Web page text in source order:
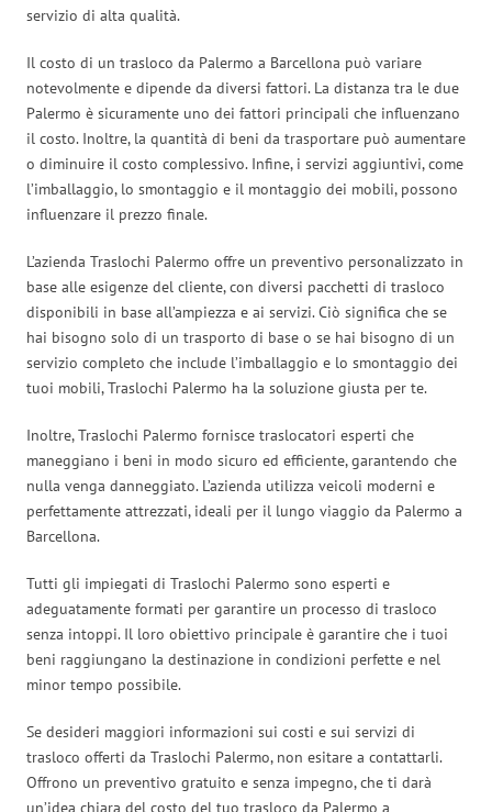
servizio di alta qualità.
Il costo di un trasloco da Palermo a Barcellona può variare
notevolmente e dipende da diversi fattori. La distanza tra le due
Palermo è sicuramente uno dei fattori principali che influenzano
il costo. Inoltre, la quantità di beni da trasportare può aumentare
o diminuire il costo complessivo. Infine, i servizi aggiuntivi, come
l’imballaggio, lo smontaggio e il montaggio dei mobili, possono
influenzare il prezzo finale.
L’azienda Traslochi Palermo offre un preventivo personalizzato in
base alle esigenze del cliente, con diversi pacchetti di trasloco
disponibili in base all’ampiezza e ai servizi. Ciò significa che se
hai bisogno solo di un trasporto di base o se hai bisogno di un
servizio completo che include l’imballaggio e lo smontaggio dei
tuoi mobili, Traslochi Palermo ha la soluzione giusta per te.
Inoltre, Traslochi Palermo fornisce traslocatori esperti che
maneggiano i beni in modo sicuro ed efficiente, garantendo che
nulla venga danneggiato. L’azienda utilizza veicoli moderni e
perfettamente attrezzati, ideali per il lungo viaggio da Palermo a
Barcellona.
Tutti gli impiegati di Traslochi Palermo sono esperti e
adeguatamente formati per garantire un processo di trasloco
senza intoppi. Il loro obiettivo principale è garantire che i tuoi
beni raggiungano la destinazione in condizioni perfette e nel
minor tempo possibile.
Se desideri maggiori informazioni sui costi e sui servizi di
trasloco offerti da Traslochi Palermo, non esitare a contattarli.
Offrono un preventivo gratuito e senza impegno, che ti darà
un’idea chiara del costo del tuo trasloco da Palermo a